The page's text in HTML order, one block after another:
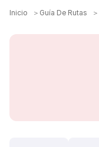
Inicio ＞ Guía De Rutas ＞